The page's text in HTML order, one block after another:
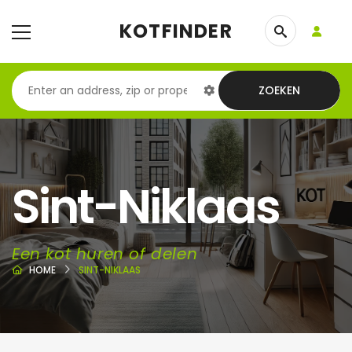
KOTFINDER
ZOEKEN
Sint-Niklaas
Een kot huren of delen
HOME SINT-NIKLAAS